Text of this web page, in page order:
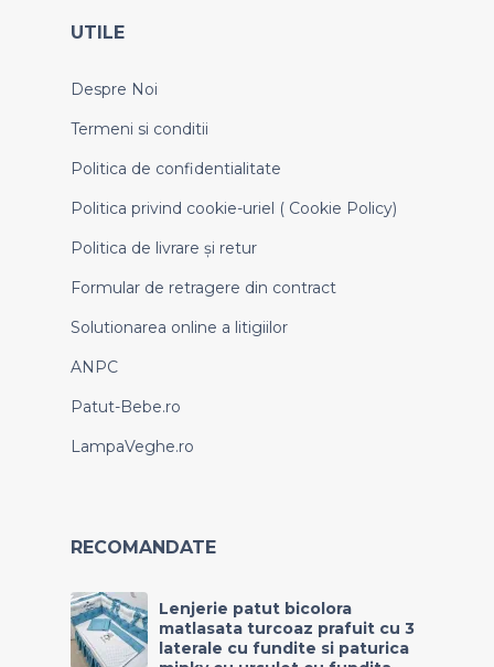
UTILE
Despre Noi
Termeni si conditii
Politica de confidentialitate
Politica privind cookie-uriel ( Cookie Policy)
Politica de livrare și retur
Formular de retragere din contract
Solutionarea online a litigiilor
ANPC
Patut-Bebe.ro
LampaVeghe.ro
RECOMANDATE
Lenjerie patut bicolora
matlasata turcoaz prafuit cu 3
laterale cu fundite si paturica